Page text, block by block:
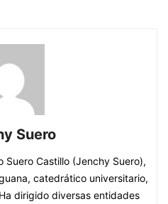
Suero
Suero Castillo (Jenchy Suero),
catedrático universitario,
dirigido diversas entidades